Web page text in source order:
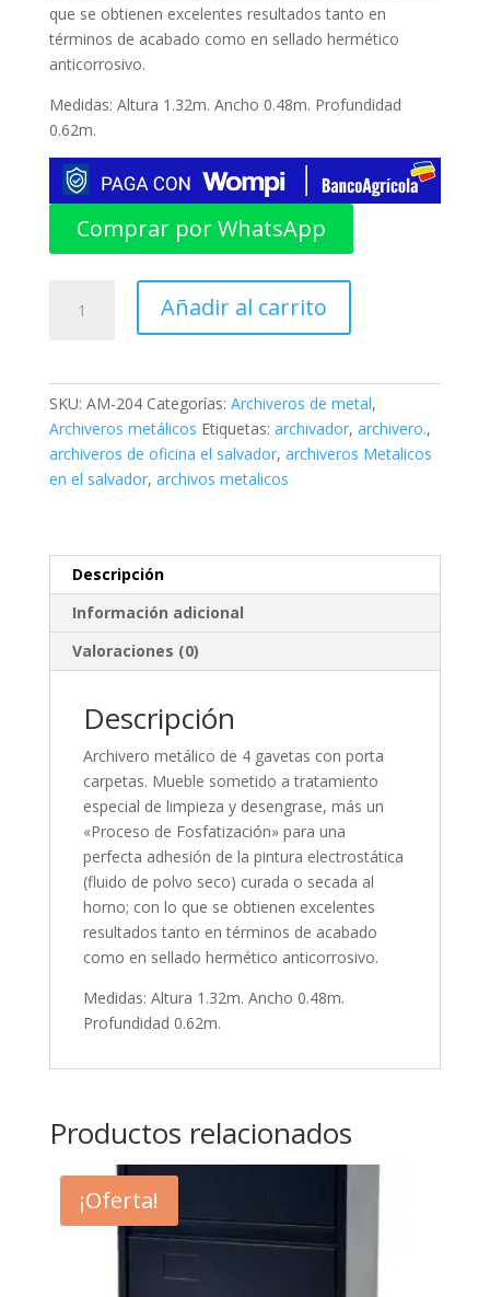
que se obtienen excelentes resultados tanto en
términos de acabado como en sellado hermético
anticorrosivo.
Medidas: Altura 1.32m. Ancho 0.48m. Profundidad
0.62m.
Comprar por WhatsApp
Metálico
Añadir al carrito
SKU: AM-204 Categorías: Archiveros de metal,
Archiveros metálicos Etiquetas: archivador, archivero.,
archiveros de oficina el salvador, archiveros Metalicos
en el salvador, archivos metalicos
Descripción
Información adicional
Valoraciones (0)
Descripción
Archivero metálico de 4 gavetas con porta
carpetas. Mueble sometido a tratamiento
especial de limpieza y desengrase, más un
«Proceso de Fosfatización» para una
perfecta adhesión de la pintura electrostática
(fluido de polvo seco) curada o secada al
horno; con lo que se obtienen excelentes
resultados tanto en términos de acabado
como en sellado hermético anticorrosivo.
Medidas: Altura 1.32m. Ancho 0.48m.
Profundidad 0.62m.
Productos relacionados
¡Oferta!